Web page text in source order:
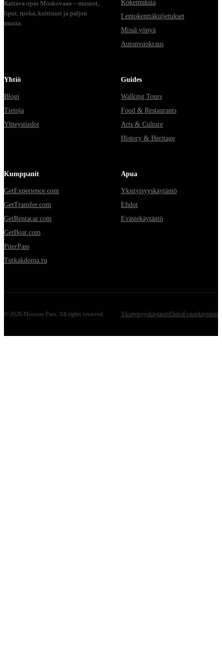
Kattava opas Moskovaan – museot,
liput, ruoka, kulttuuri ja paljon
muuta.
Kokemuksia
Lentokenttäkuljetukset
Missä yöpyä
Autonvuokraus
Yhtiö
Blogi
Tietoja
Yhteystiedot
Guides
Walking Tours
Food & Restaurants
Arts & Culture
History & Heritage
Kumppanit
GetExperience.com
GetTransfer.com
GetRentacar.com
GetBoat.com
PiterPass
Tutkakdoma.ru
Apua
Yksityisyyskäytäntö
Ehdot
Evästekäytäntö
© 2026 Moscow Pass . All rights reserved. YksityisyyskäytäntöEhdotEvästekäytäntö